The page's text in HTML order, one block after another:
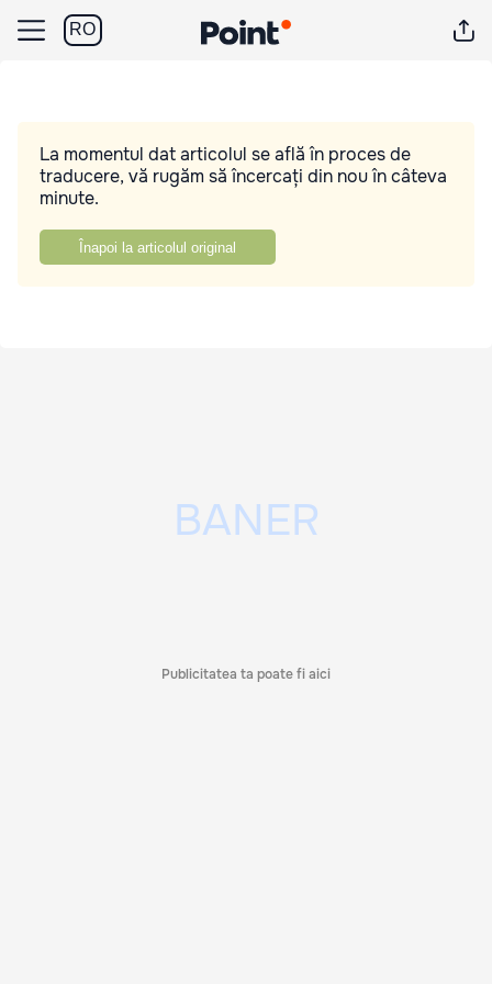
RO
La momentul dat articolul se află în proces de
traducere, vă rugăm să încercați din nou în câteva
minute.
Înapoi la articolul original
Publicitatea ta poate fi aici